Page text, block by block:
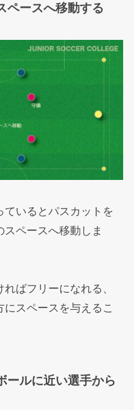
ースへ移動する
いるとパスカットを
ペースへ移動しま
ばフリーになれる、
スペースを与えるこ
ルに近い選手から